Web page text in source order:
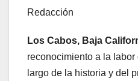
Redacción
Los Cabos, Baja
reconocimiento a la
largo de la historia y del